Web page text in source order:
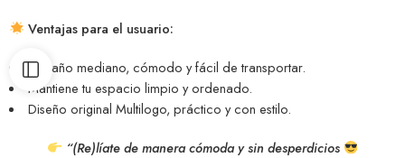
Ventajas para el usuario:
Tamaño mediano, cómodo y fácil de transportar.
Mantiene tu espacio limpio y ordenado.
Diseño original Multilogo, práctico y con estilo.
“(Re)líate de manera cómoda y sin desperdicios